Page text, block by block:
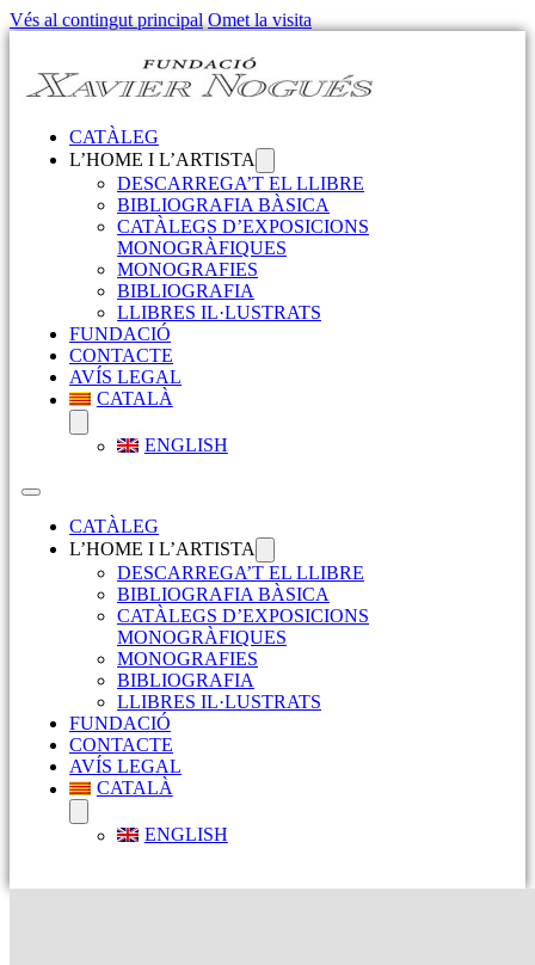
Vés al contingut principal Omet la visita
CATÀLEG
L’HOME I L’ARTISTA
DESCARREGA’T EL LLIBRE
BIBLIOGRAFIA BÀSICA
CATÀLEGS D’EXPOSICIONS
MONOGRÀFIQUES
MONOGRAFIES
BIBLIOGRAFIA
LLIBRES IL·LUSTRATS
FUNDACIÓ
CONTACTE
AVÍS LEGAL
CATALÀ
ENGLISH
CATÀLEG
L’HOME I L’ARTISTA
DESCARREGA’T EL LLIBRE
BIBLIOGRAFIA BÀSICA
CATÀLEGS D’EXPOSICIONS
MONOGRÀFIQUES
MONOGRAFIES
BIBLIOGRAFIA
LLIBRES IL·LUSTRATS
FUNDACIÓ
CONTACTE
AVÍS LEGAL
CATALÀ
ENGLISH